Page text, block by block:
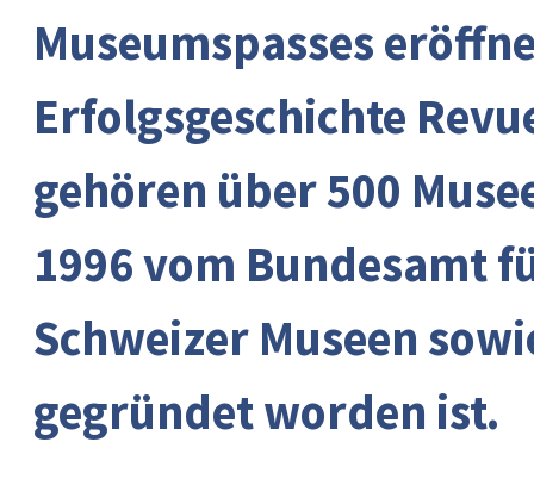
Museumspasses
Erfolgsgeschichte
gehören über 500
1996 vom Bundesamt
Schweizer Museen
gegründet worden ist.